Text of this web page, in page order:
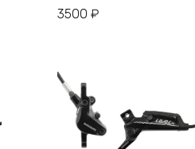
3500 ₽